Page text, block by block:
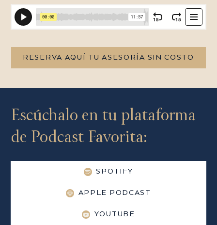
RESERVA AQUÍ TU ASESORÍA SIN COSTO
Escúchalo en tu plataforma
de Podcast Favorita:
SPOTIFY
APPLE PODCAST
YOUTUBE